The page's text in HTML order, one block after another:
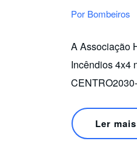
Por Bombeiros
A Associação
Incêndios 4x4
Ler mais